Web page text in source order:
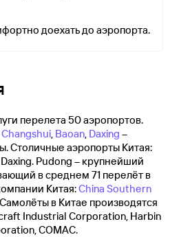
доехать до аэропорта.
перелета 50 аэропортов.
Changshui, Baoan, Daxing –
Столичные аэропорты Китая:
Pudong – крупнейший
в среднем 71 перелёт в
Китая:China Southern
в Китае производятся
Industrial Corporation, Harbin
COMAC.